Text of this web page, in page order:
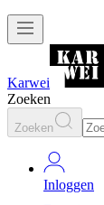
Karwei
Zoeken
Zoeken
Inloggen